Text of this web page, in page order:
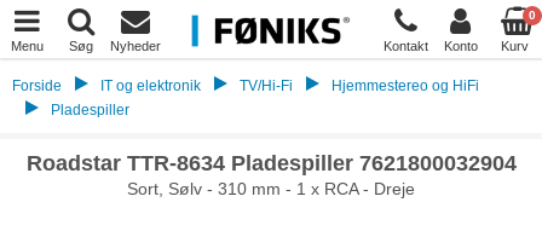
Menu Søg Nyheder Kontakt Konto
0
Kurv
Forside IT og elektronik TV/Hi-Fi
Hjemmestereo og HiFi
Pladespiller
Roadstar TTR-8634 Pladespiller 7621800032904
Sort, Sølv - 310 mm - 1 x RCA - Dreje